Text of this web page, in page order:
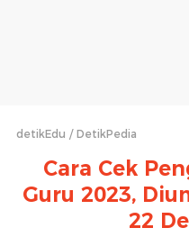
detikEdu DetikPedia
Cara Cek
Guru 2023,
22